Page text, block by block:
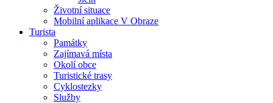
Životní situace
Mobilní aplikace V Obraze
Turista
Památky
Zajímavá místa
Okolí obce
Turistické trasy
Cyklostezky
Služby